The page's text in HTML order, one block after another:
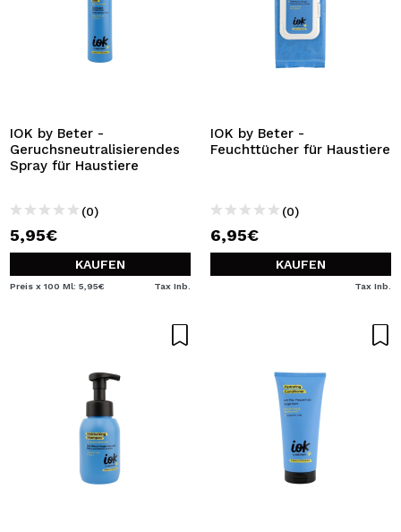
IOK by Beter -
Geruchsneutralisierendes
Spray für Haustiere
(0)
5,95€
KAUFEN
Preis x 100 Ml: 5,95€ Tax Inb.
IOK by Beter -
Feuchttücher für Haustiere
(0)
6,95€
KAUFEN
Tax Inb.